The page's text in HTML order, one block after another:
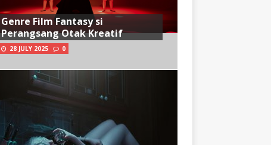
Genre Film Fantasy si
Perangsang Otak Kreatif
28 JULY 2025 0